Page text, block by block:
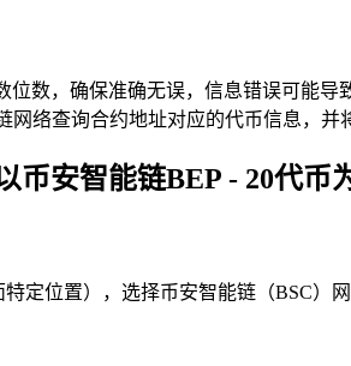
数，确保准确无误，信息错误可能导
络查询合约地址对应的代币信息，并
安智能链BEP - 20代币
定位置），选择币安智能链（BSC）